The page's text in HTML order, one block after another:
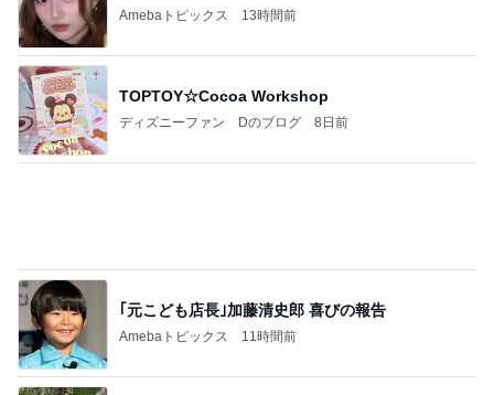
Amebaトピックス 13時間前
TOPTOY☆Cocoa Workshop
ディズニーファン Dのブログ 8日前
｢元こども店長｣加藤清史郎 喜びの報告
Amebaトピックス 11時間前